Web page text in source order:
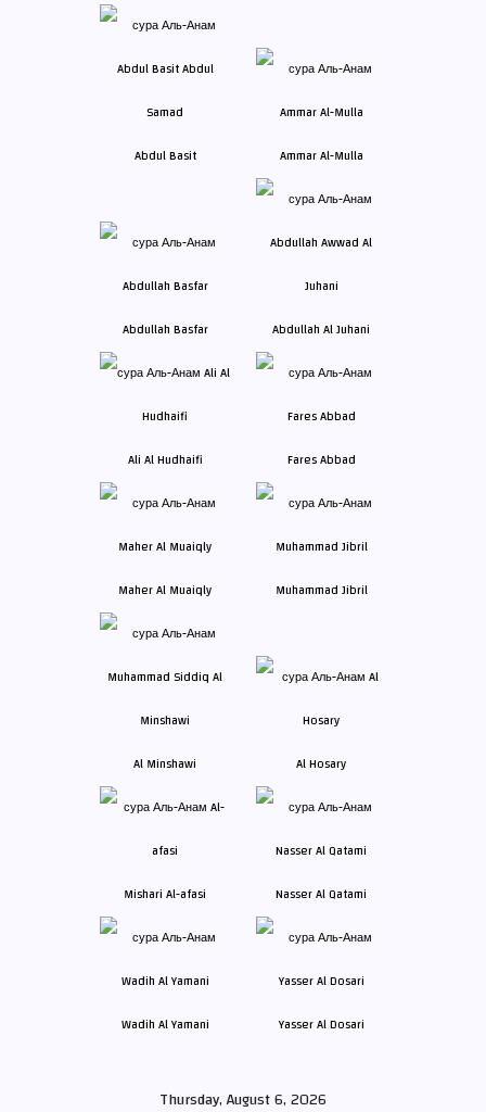
Abdul Basit Ammar Al-Mulla
Abdullah Basfar Abdullah Al Juhani
Ali Al Hudhaifi Fares Abbad
Maher Al Muaiqly Muhammad Jibril
Al Minshawi Al Hosary
Mishari Al-afasi Nasser Al Qatami
Wadih Al Yamani Yasser Al Dosari
Thursday, August 6, 2026